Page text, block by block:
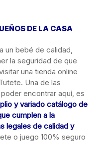
DE LA CASA
un bebé de calidad,
la seguridad de que
una tienda online
Una de las
encontrar aquí, es
y variado catálogo de
cumplen a la
legales de calidad y
o juego 100% seguro